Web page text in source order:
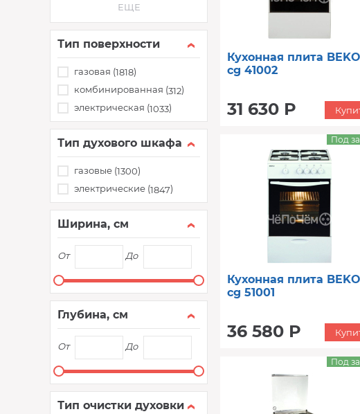
ЕЩЕ
Тип поверхности
газовая (1818)
комбинированная (312)
электрическая (1033)
Тип духового шкафа
газовые (1300)
электрические (1847)
Ширина, см
От До
Глубина, см
От До
Тип очистки духовки
Кухонная плита BEKO
cg 41002
31 630 Р
Кухонная плита BEKO
cg 51001
36 580 Р
Под
Под